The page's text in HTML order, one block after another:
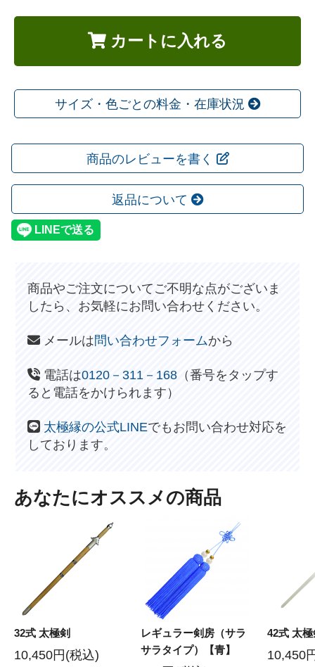
カートに入れる
サイズ・色ごとの料金・在庫状況
商品のレビューを書く
返品について
商品やご注文についてご不明な点がございま
したら、お気軽にお問い合わせください。
メールは問い合わせフォームから
電話は0120－311－168 （番号をタップす
ると電話をかけられます）
太極縁の公式LINEでもお問い合わせ対応を
しております。
あなたにオススメの商品
32式 太極剣
10,450円(税込)
レギュラー剣房（サラ
サラタイプ）【青】
42式 太極
10,450